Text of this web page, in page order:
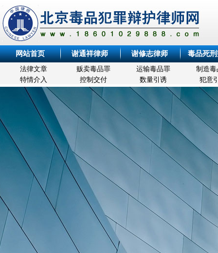
网站首页 谢通祥律师 谢修志律师 毒品死
法律文章 贩卖毒品罪 运输毒品罪
制造毒
特情介入
控制交付 数量引诱 犯意